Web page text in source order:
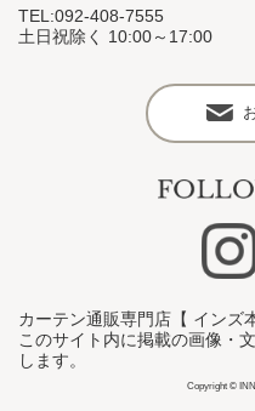
TEL:092-408-7555
土日祝除く 10:00～17:00
カーテン通販専門店【 インズ
このサイト内に掲載の画像・
します。
Copyright ©